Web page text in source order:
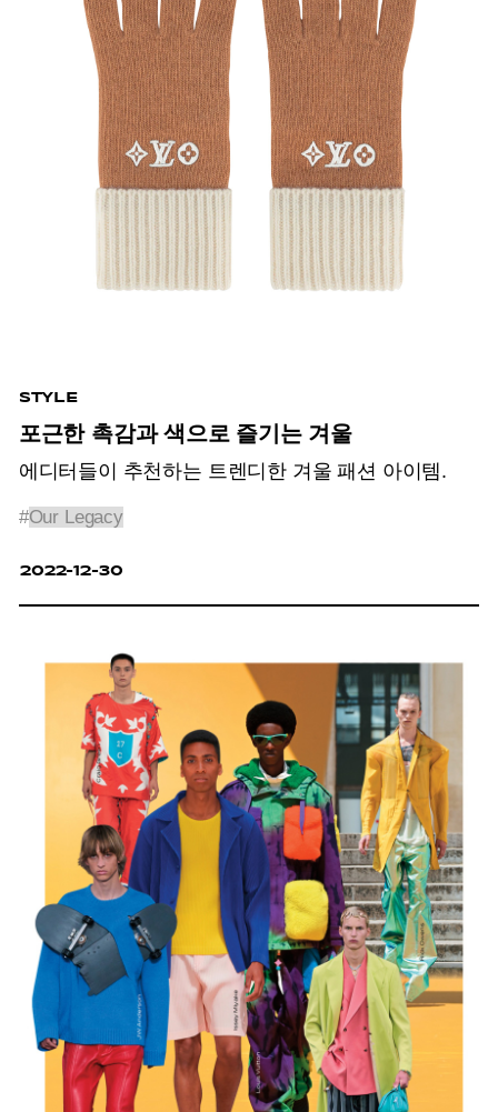
STYLE
포근한 촉감과 색으로 즐기는 겨울
에디터들이 추천하는 트렌디한 겨울 패션 아이템.
#Our Legacy
2022-12-30